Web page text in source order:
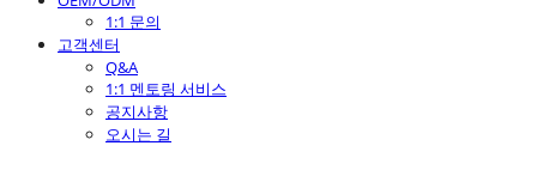
1:1 문의
고객센터
Q&A
1:1 멘토링 서비스
공지사항
오시는 길